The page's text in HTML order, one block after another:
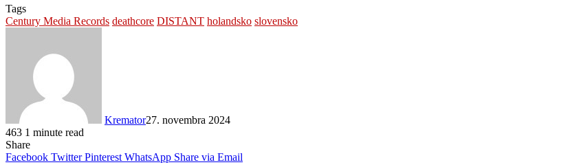
Tags
Century Media Records deathcore DISTANT holandsko slovensko
Kremator27. novembra 2024
463 1 minute read
Share
Facebook Twitter Pinterest WhatsApp Share via Email